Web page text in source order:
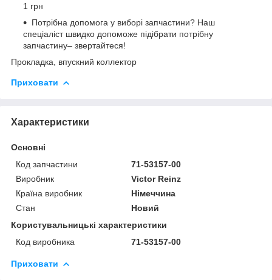
1 грн
Потрібна допомога у виборі запчастини? Наш
спеціаліст швидко допоможе підібрати потрібну
запчастину– звертайтеся!
Прокладка, впускний коллектор
Приховати
Характеристики
Основні
Код запчастини
71-53157-00
Виробник
Victor Reinz
Країна виробник
Німеччина
Стан
Новий
Користувальницькі характеристики
Код виробника
71-53157-00
Приховати